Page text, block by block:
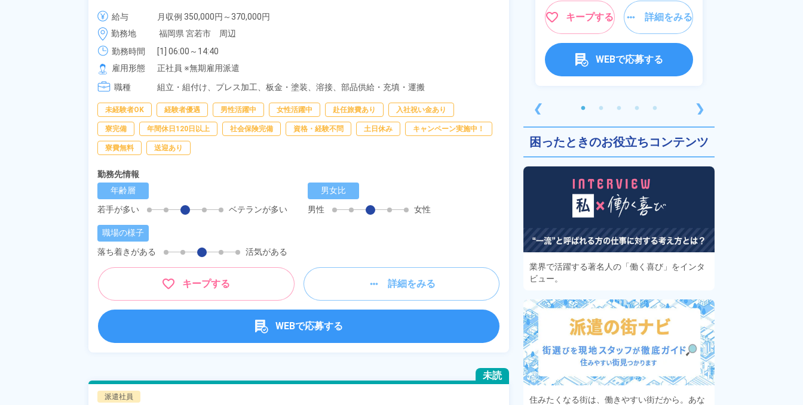
自宅周辺のお仕事
溶接・塗装作業！未経験歓迎♪昇給＆業績賞与など各種手当も充実！備品付き1R寮完備♪カバ
ン一つで赴任OK！20代～30代の男女活躍中！格安食堂あり♪生活支援物資事前対応可◎《福岡
県宮若市》
給与
月収例 350,000円～370,000円
給与 255,000円～255,000円
勤務地
福岡県 宮若市　周辺
勤務時間
[1] 06:00～14:40
[2] 16:00～00:40
[3] 16:30～01:10
[4] 15:20～00:00
雇用形態
正社員 ※無期雇用派遣
職種
組立・組付け、 プレス加工、 板金・塗装、 溶接、 部品供給・充填・運搬
未経験者OK 経験者優遇 男性活躍中 女性活躍中 赴任旅費あり 入社祝い金あり
寮完備 年間休日120日以上 社会保険完備 資格・経験不問 土日休み キャンペーン実施中！
寮費無料 送迎あり
勤務先情報
年齢層
若手が多い
ベテランが多い
男女比
男性
女性
職場の様子
落ち着きがある
活気がある
キープする 詳細をみる
WEBで応募する
未読
派遣社員
❮
キープする 詳細をみる
WEBで応募する
❯
困ったときのお役立ちコンテンツ
業界で活躍する著名人の「働く喜び」をインタ
ビュー。
住みたくなる街は、働きやすい街だから。あな